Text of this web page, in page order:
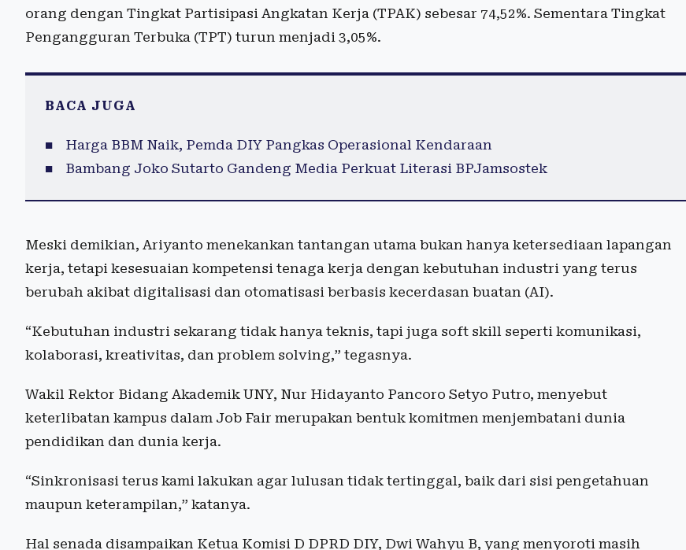
orang dengan Tingkat Partisipasi Angkatan Kerja (TPAK) sebesar 74,52%. Sementara Tingkat
Pengangguran Terbuka (TPT) turun menjadi 3,05%.
BACA JUGA
Harga BBM Naik, Pemda DIY Pangkas Operasional Kendaraan
Bambang Joko Sutarto Gandeng Media Perkuat Literasi BPJamsostek
Meski demikian, Ariyanto menekankan tantangan utama bukan hanya ketersediaan lapangan
kerja, tetapi kesesuaian kompetensi tenaga kerja dengan kebutuhan industri yang terus
berubah akibat digitalisasi dan otomatisasi berbasis kecerdasan buatan (AI).
“Kebutuhan industri sekarang tidak hanya teknis, tapi juga soft skill seperti komunikasi,
kolaborasi, kreativitas, dan problem solving,” tegasnya.
Wakil Rektor Bidang Akademik UNY, Nur Hidayanto Pancoro Setyo Putro, menyebut
keterlibatan kampus dalam Job Fair merupakan bentuk komitmen menjembatani dunia
pendidikan dan dunia kerja.
“Sinkronisasi terus kami lakukan agar lulusan tidak tertinggal, baik dari sisi pengetahuan
maupun keterampilan,” katanya.
Hal senada disampaikan Ketua Komisi D DPRD DIY, Dwi Wahyu B, yang menyoroti masih